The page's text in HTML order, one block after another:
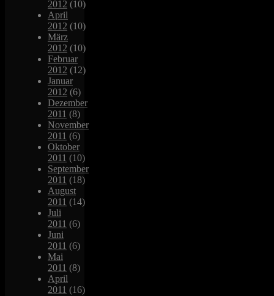
2012 (10)
April
2012 (10)
März
2012 (10)
Februar
2012 (12)
Januar
2012 (6)
Dezember
2011 (8)
November
2011 (6)
Oktober
2011 (10)
September
2011 (18)
August
2011 (14)
Juli
2011 (6)
Juni
2011 (6)
Mai
2011 (8)
April
2011 (16)